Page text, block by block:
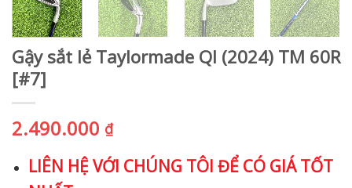
Gậy sắt lẻ Taylormade QI (2024) TM 60R
[#7]
2.490.000 ₫
LIÊN HỆ VỚI CHÚNG TÔI ĐỂ CÓ GIÁ TỐT